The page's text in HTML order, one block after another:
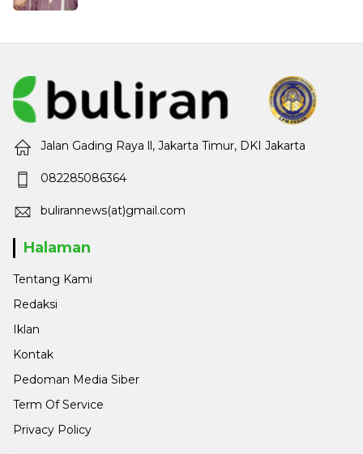
Jalan Gading Raya ll, Jakarta Timur, DKI Jakarta
082285086364
bulirannews(at)gmail.com
Halaman
Tentang Kami
Redaksi
Iklan
Kontak
Pedoman Media Siber
Term Of Service
Privacy Policy